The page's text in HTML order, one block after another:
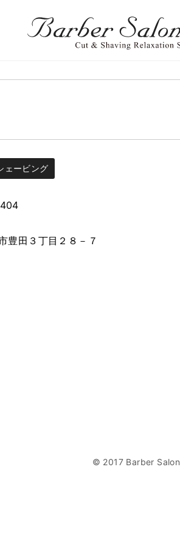
ェービング
豊田３丁目２８－７
© 2017 Barber Salon